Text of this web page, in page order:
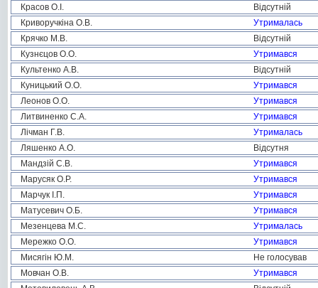
Красов О.І.
Відсутній
Криворучкіна О.В.
Утрималась
Крячко М.В.
Відсутній
Кузнєцов О.О.
Утримався
Культенко А.В.
Відсутній
Куницький О.О.
Утримався
Леонов О.О.
Утримався
Литвиненко С.А.
Утримався
Лічман Г.В.
Утрималась
Ляшенко А.О.
Відсутня
Мандзій С.В.
Утримався
Марусяк О.Р.
Утримався
Марчук І.П.
Утримався
Матусевич О.Б.
Утримався
Мезенцева М.С.
Утрималась
Мережко О.О.
Утримався
Мисягін Ю.М.
Не голосував
Мовчан О.В.
Утримався